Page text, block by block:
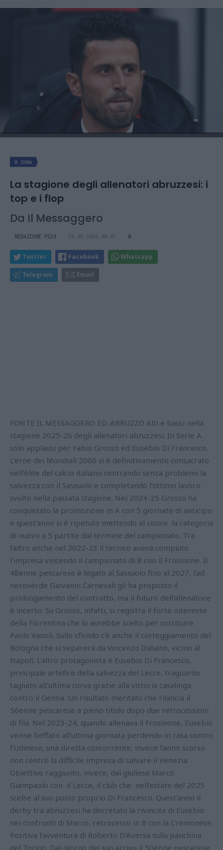
B ZONA
La stagione degli allenatori abruzzesi: i
top e i flop
Da Il Messaggero
REDAZIONE PS24 28.05.2026 00:01 0
Twitter Facebook Whatsapp
Telegram Email
FONTE IL MESSAGGERO ED. ABRUZZO Alti e bassi nella
stagione 2025-26 degli allenatori abruzzesi. In Serie A
solo applausi per Fabio Grosso ed Eusebio Di Francesco.
L’eroe dei Mondiali 2006 si è definitivamente consacrato
nell’élite del calcio italiano centrando senza problemi la
salvezza con il Sassuolo e completando l’ottimo lavoro
svolto nella passata stagione. Nel 2024-25 Grosso ha
conquistato la promozione in A con 5 giornate di anticipo
e quest’anno si è ripetuto mettendo al sicuro la categoria
di nuovo a 5 partite dal termine del campionato. Tra
l’altro anche nel 2022-23 il tecnico aveva compiuto
l’impresa vincendo il campionato di B con il Frosinone. Il
48enne pescarese è legato al Sassuolo fino al 2027, l’ad
neroverde Giovanni Carnevali gli ha proposto il
prolungamento del contratto, ma il futuro dell’allenatore
è incerto. Su Grosso, infatti, si registra il forte interesse
della Fiorentina che lo avrebbe scelto per sostituire
Paolo Vanoli. Sullo sfondo c’è anche il corteggiamento del
Bologna che si separerà da Vincenzo Italiano, vicino al
Napoli. L’altro protagonista è Eusebio Di Francesco,
principale artefice della salvezza del Lecce, traguardo
tagliato all’ultima curva grazie alla vittoria casalinga
contro il Genoa. Un risultato meritato che rilancia il
56enne pescarese a pieno titolo dopo due retrocessioni
di fila. Nel 2023-24, quando allenava il Frosinone, Eusebio
venne beffato all’ultima giornata perdendo in casa contro
l’Udinese, una diretta concorrente, invece l’anno scorso
non centrò la difficile impresa di salvare il Venezia.
Obiettivo raggiunto, invece, dal giuliese Marco
Giampaolo con il Lecce, il club che nell’estate del 2025
scelse al suo posto proprio Di Francesco. Quest’anno il
derby tra abruzzesi ha decretato la rivincita di Eusebio
nei confronti di Marco, retrocesso in B con la Cremonese.
Positiva l’avventura di Roberto D’Aversa sulla panchina
del Torino. Dal giorno del suo arrivo il 50enne pescarese